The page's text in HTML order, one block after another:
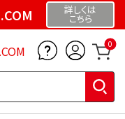
詳しくは
こちら
0